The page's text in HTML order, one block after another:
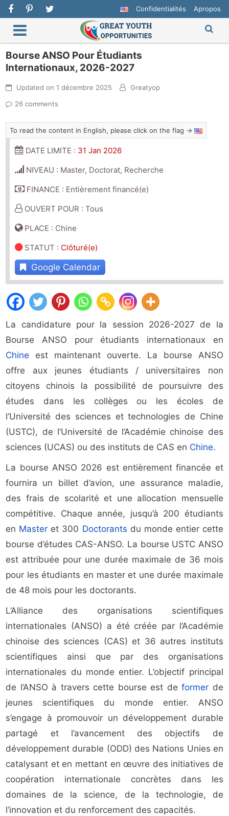
Confidentialités Apropos
Bourse ANSO Pour Étudiants
Internationaux, 2026-2027
Updated on1 décembre 2025
Greatyop
26 comments
To read the content in English, please click on the flag →
DATE LIMITE : 31 Jan 2026
NIVEAU : Master, Doctorat, Recherche
FINANCE : Entièrement financé(e)
OUVERT POUR : Tous
PLACE : Chine
STATUT : Clôturé(e)
Google Calendar
La candidature pour la session 2026-2027 de la
Bourse ANSO pour étudiants internationaux en
Chine est maintenant ouverte. La bourse ANSO
offre aux jeunes étudiants / universitaires non
citoyens chinois la possibilité de poursuivre des
études dans les collèges ou les écoles de
l’Université des sciences et technologies de Chine
(USTC), de l’Université de l’Académie chinoise des
sciences (UCAS) ou des instituts de CAS en Chine.
La bourse ANSO 2026 est entièrement financée et
fournira un billet d’avion, une assurance maladie,
des frais de scolarité et une allocation mensuelle
compétitive. Chaque année, jusqu’à 200 étudiants
en Master et 300 Doctorants du monde entier cette
bourse d’études CAS-ANSO. La bourse USTC ANSO
est attribuée pour une durée maximale de 36 mois
pour les étudiants en master et une durée maximale
de 48 mois pour les doctorants.
L’Alliance des organisations scientifiques
internationales (ANSO) a été créée par l’Académie
chinoise des sciences (CAS) et 36 autres instituts
scientifiques ainsi que par des organisations
internationales du monde entier. L’objectif principal
de l’ANSO à travers cette bourse est deformer de
jeunes scientifiques du monde entier. ANSO
s’engage à promouvoir un développement durable
partagé et l’avancement des objectifs de
développement durable (ODD) des Nations Unies en
catalysant et en mettant en œuvre des initiatives de
coopération internationale concrètes dans les
domaines de la science, de la technologie, de
l’innovation et du renforcement des capacités.